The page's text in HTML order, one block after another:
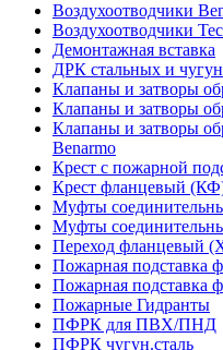
Воздухоотводчики
Воздухоотводчики
Демонтажная вставка
ДРК стальных и
Клапаны и затворы
Клапаны и затворы
Клапаны и затворы
Benarmo
Крест с пожарной
Крест фланцевый
Муфты
Муфты
Переход фланцевый
Пожарная подставка
Пожарная подставка
Пожарные Гидранты
ПФРК для ПВХ/ПНД
ПФРК чугун.сталь